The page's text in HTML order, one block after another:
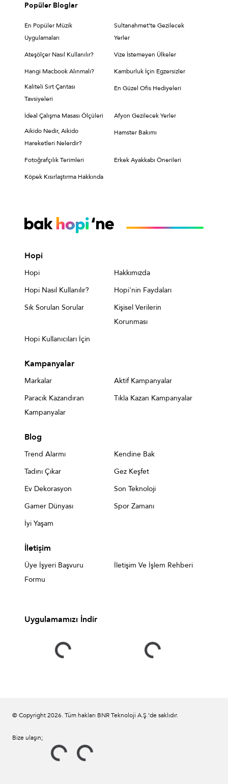
Popüler Bloglar
En Popüler Müzik
Uygulamaları
Sultanahmet’te Gezilecek
Yerler
Ateşölçer Nasıl Kullanılır? Vize İstemeyen Ülkeler
Hangi Macbook Alınmalı?
Kamburluk İçin Egzersizler
Kaliteli Sırt Çantası
Tavsiyeleri
En Güzel Ofis Hediyeleri
İdeal Çalışma Masası Ölçüleri
Afyon Gezilecek Yerler
Aikido Nedir, Aikido
Hareketleri Nelerdir?
Hamster Bakımı
Fotoğrafçılık Terimleri Erkek Ayakkabı Önerileri
Köpek Kısırlaştırma Hakkında
Hopi
Hopi
Hakkımızda
Hopi Nasıl Kullanılır?
Hopi'nin Faydaları
Sık Sorulan Sorular
Kişisel Verilerin
Korunması
Hopi Kullanıcıları İçin
Kampanyalar
Markalar
Aktif Kampanyalar
Paracık Kazandıran
Kampanyalar
Tıkla Kazan Kampanyalar
Blog
Trend Alarmı
Kendine Bak
Tadını Çıkar
Gez Keşfet
Ev Dekorasyon
Son Teknoloji
Gamer Dünyası
Spor Zamanı
İyi Yaşam
İletişim
Üye İşyeri Başvuru
Formu
İletişim Ve İşlem Rehberi
Uygulamamızı İndir
© Copyright2026. Tüm hakları BNR Teknoloji A.Ş.’de saklıdır.
Bize ulaşın;